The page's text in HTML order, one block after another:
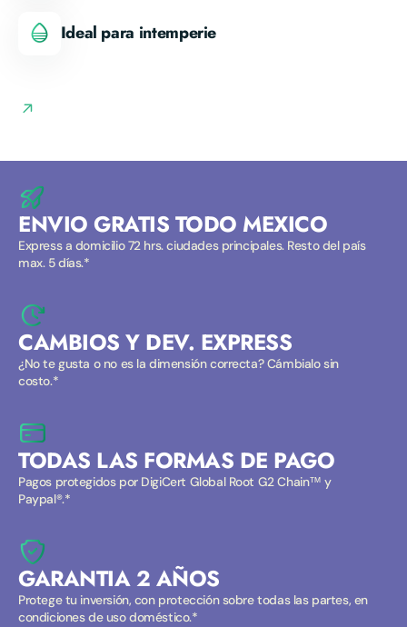
Ideal para intemperie
ENVIO GRATIS TODO MEXICO
Express a domicilio 72 hrs. ciudades principales. Resto del país
max. 5 días.*
CAMBIOS Y DEV. EXPRESS
¿No te gusta o no es la dimensión correcta? Cámbialo sin
costo.*
TODAS LAS FORMAS DE PAGO
Pagos protegidos por DigiCert Global Root G2 Chain™ y
Paypal®.*
GARANTIA 2 AÑOS
Protege tu inversión, con protección sobre todas las partes, en
condiciones de uso doméstico.*